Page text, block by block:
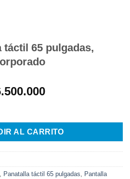
táctil 65 pulgadas,
El
es:
$6.500.000.
pulgadas, computador incorporado
AL CARRITO
Panatalla táctil 65 pulgadas
Pantalla